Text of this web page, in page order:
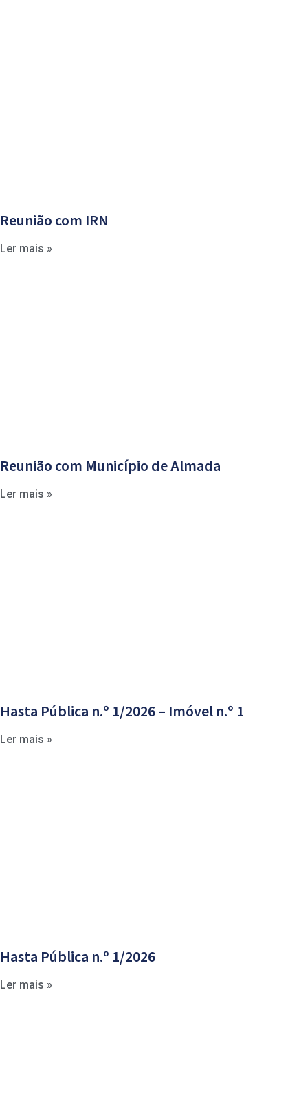
Reunião com IRN
Ler mais »
Reunião com Município de Almada
Ler mais »
Hasta Pública n.º 1/2026 – Imóvel n.º 1
Ler mais »
Hasta Pública n.º 1/2026
Ler mais »